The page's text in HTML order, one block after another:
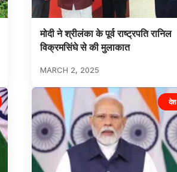
मोदी ने श्रीलंका के पूर्व राष्ट्रपति रानिल
विक्रमसिंघे से की मुलाकात
MARCH 2, 2025
देश